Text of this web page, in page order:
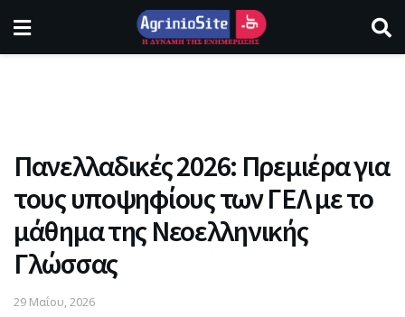
Πανελλαδικές 2026: Πρεμιέρα για
τους υποψηφίους των ΓΕΛ με το
μάθημα της Νεοελληνικής
Γλώσσας
29 Μαΐου, 2026